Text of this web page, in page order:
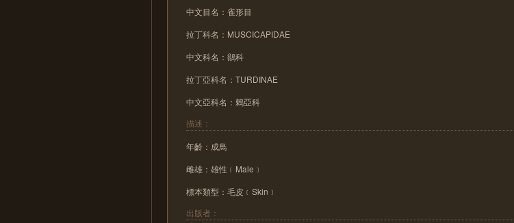
中文目名：雀形目
拉丁科名：MUSCICAPIDAE
中文科名：鶲科
拉丁亞科名：TURDINAE
中文亞科名：鶇亞科
描述：
年齡：成鳥
雌雄：雄性﹝Male﹞
標本類型：毛皮﹝Skin﹞
出版者：